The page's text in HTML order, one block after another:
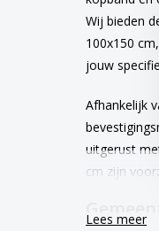
Wij bieden
100x150
jouw
Afhankelijk
uitgerust
cm zijn
Lees meer